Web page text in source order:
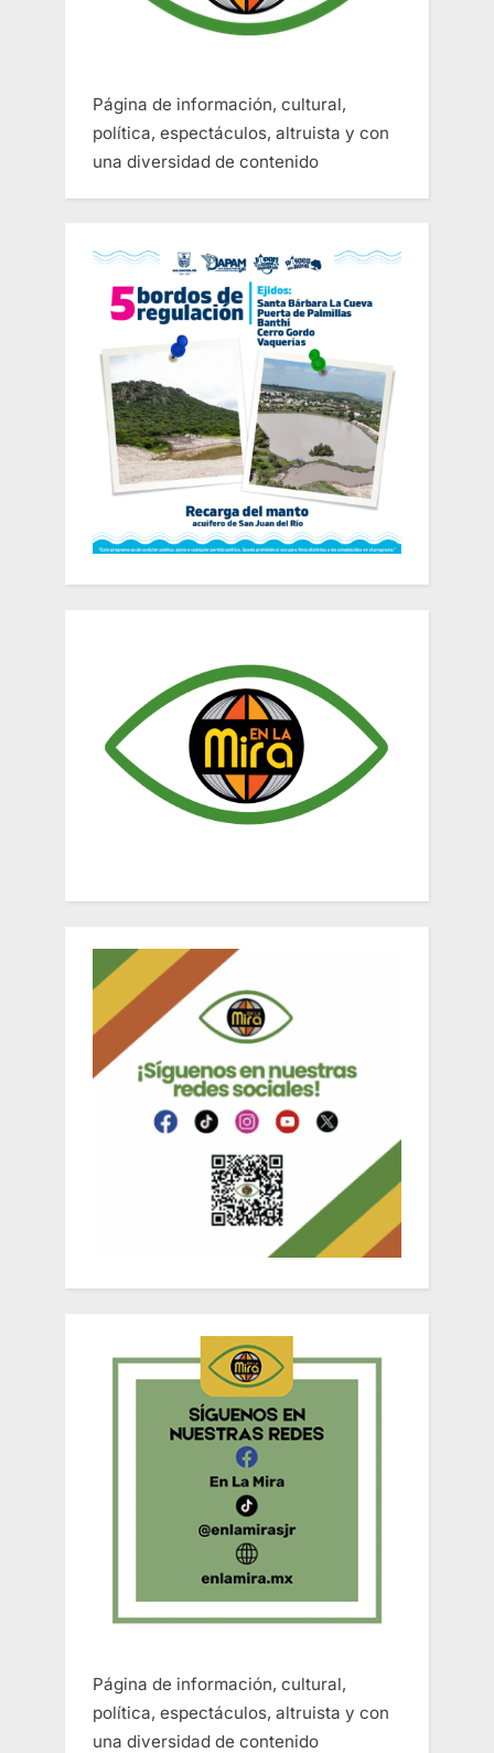
Página de información, cultural,
política, espectáculos, altruista y con
una diversidad de contenido
Página de información, cultural,
política, espectáculos, altruista y con
una diversidad de contenido